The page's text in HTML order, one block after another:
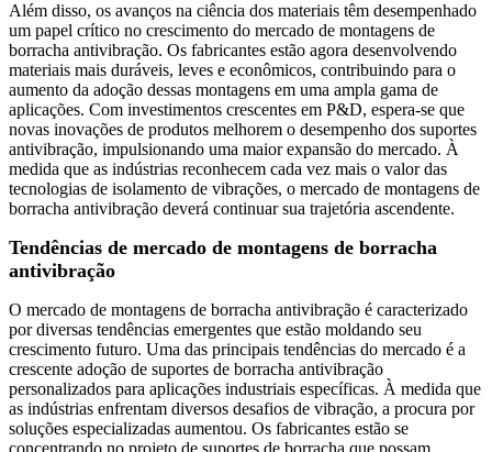
Além disso, os avanços na ciência dos materiais têm desempenhado
um papel crítico no crescimento do mercado de montagens de
borracha antivibração. Os fabricantes estão agora desenvolvendo
materiais mais duráveis, leves e econômicos, contribuindo para o
aumento da adoção dessas montagens em uma ampla gama de
aplicações. Com investimentos crescentes em P&D, espera-se que
novas inovações de produtos melhorem o desempenho dos suportes
antivibração, impulsionando uma maior expansão do mercado. À
medida que as indústrias reconhecem cada vez mais o valor das
tecnologias de isolamento de vibrações, o mercado de montagens de
borracha antivibração deverá continuar sua trajetória ascendente.
Tendências de mercado de montagens de borracha
antivibração
O mercado de montagens de borracha antivibração é caracterizado
por diversas tendências emergentes que estão moldando seu
crescimento futuro. Uma das principais tendências do mercado é a
crescente adoção de suportes de borracha antivibração
personalizados para aplicações industriais específicas. À medida que
as indústrias enfrentam diversos desafios de vibração, a procura por
soluções especializadas aumentou. Os fabricantes estão se